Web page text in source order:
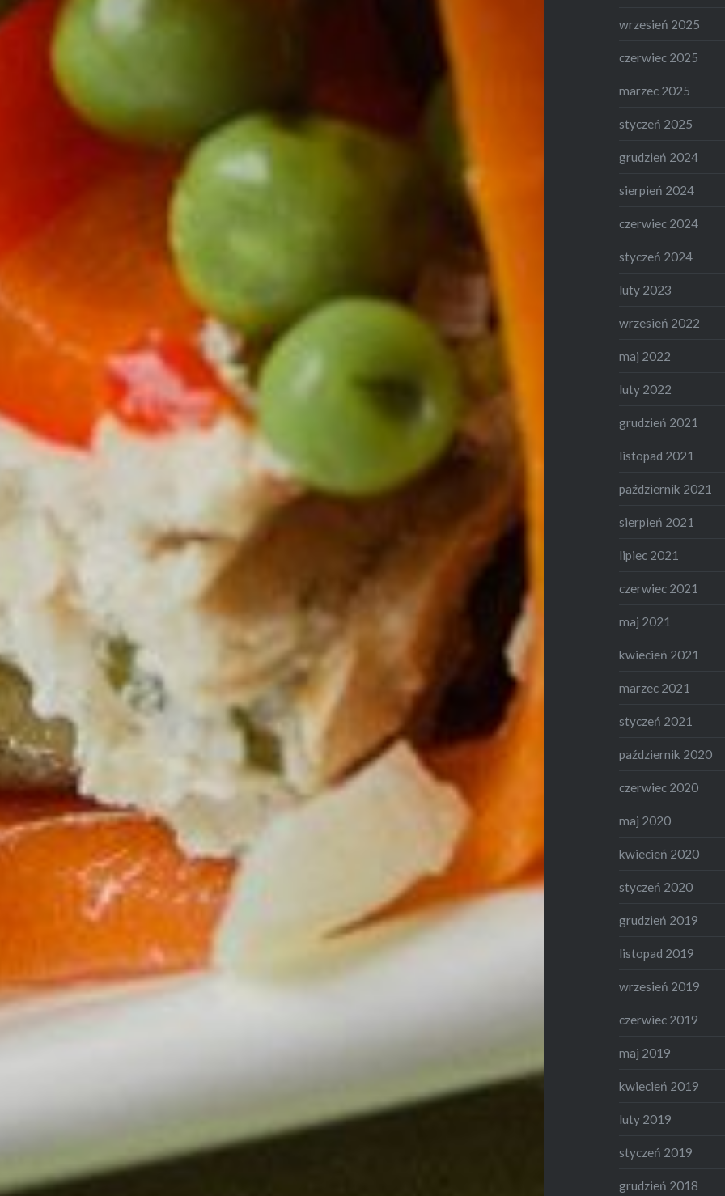
wrzesień 2025
czerwiec 2025
marzec 2025
styczeń 2025
grudzień 2024
sierpień 2024
czerwiec 2024
styczeń 2024
luty 2023
wrzesień 2022
maj 2022
luty 2022
grudzień 2021
listopad 2021
październik 2021
sierpień 2021
lipiec 2021
czerwiec 2021
maj 2021
kwiecień 2021
marzec 2021
styczeń 2021
październik 2020
czerwiec 2020
maj 2020
kwiecień 2020
styczeń 2020
grudzień 2019
listopad 2019
wrzesień 2019
czerwiec 2019
maj 2019
kwiecień 2019
luty 2019
styczeń 2019
grudzień 2018